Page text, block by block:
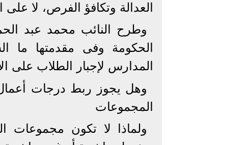
العدالة وتكافؤ الفرص، لا على
وطرح النائب محمد عبد
الحكومة وفى مقدمتها ما
المدارس لإجبار الطلاب على
وهل يجوز ربط درجات أعمال
المجموعات